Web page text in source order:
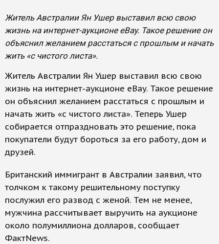
Житель Австралии Ян Ушер выставил всю свою
жизнь на интернет-аукционе eBay. Такое решение он
объяснил желанием расстаться с прошлым и начать
жить «с чистого листа».
Житель Австралии Ян Ушер выставил всю свою
жизнь на интернет-аукционе eBay. Такое решение
он объяснил желанием расстаться с прошлым и
начать жить «с чистого листа». Теперь Ушер
собирается отпраздновать это решение, пока
покупатели будут бороться за его работу, дом и
друзей.
Британский иммигрант в Австралии заявил, что
толчком к такому решительному поступку
послужил его развод с женой. Тем не менее,
мужчина рассчитывает выручить на аукционе
около полумиллиона долларов, сообщает
ФактNews.